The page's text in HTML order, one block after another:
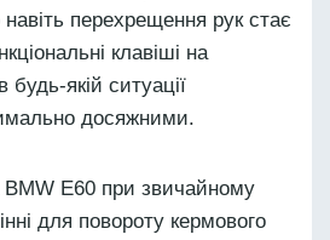
перехрещення рук стає
клавіші на
будь-якій ситуації
досяжними.
BMW E60 при звичайному
для повороту кермового